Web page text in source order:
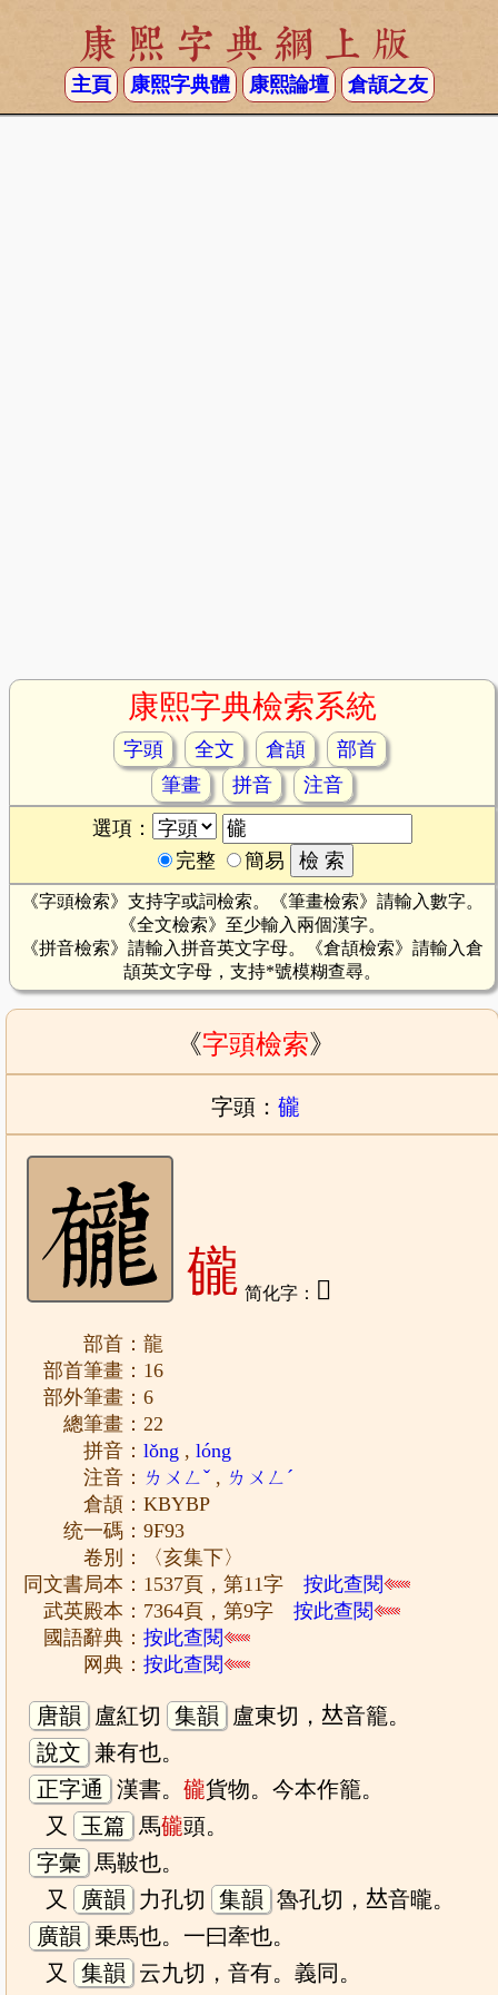
康熙字典網上版
主頁 康熙字典體 康熙論壇 倉頡之友
康熙字典檢索系統
字頭 全文 倉頡
部首
筆畫
拼音
注音
選項：
完整
簡易
《字頭檢索》支持字或詞檢索。《筆畫檢索》請輸入數字。
《全文檢索》至少輸入兩個漢字。
《拼音檢索》請輸入拼音英文字母。《倉頡檢索》請輸入倉
頡英文字母，支持*號模糊查尋。
《字頭檢索》
字頭： 龓
龓 简化字： 𫜲
部首：龍
部首筆畫：16
部外筆畫：6
總筆畫：22
拼音：lǒng ,lóng
注音： ㄌㄨㄥˇ , ㄌㄨㄥˊ
倉頡：KBYBP
统一碼：9F93
卷別：〈亥集下〉
同文書局本：1537頁，第11字按此查閱
武英殿本：7364頁，第9字按此查閱
國語辭典：按此查閱
网典：按此查閱
唐韻 盧紅切 集韻
盧東切，𠀤音籠。
說文 兼有也。
正字通
漢書。龓貨物。今本作籠。
又
玉篇 馬龓頭。
字彙
馬鞁也。
又
廣韻 力孔切 集韻 魯孔切，𠀤音曨。
廣韻
乗馬也。一曰牽也。
又
集韻 云九切，音有。義同。